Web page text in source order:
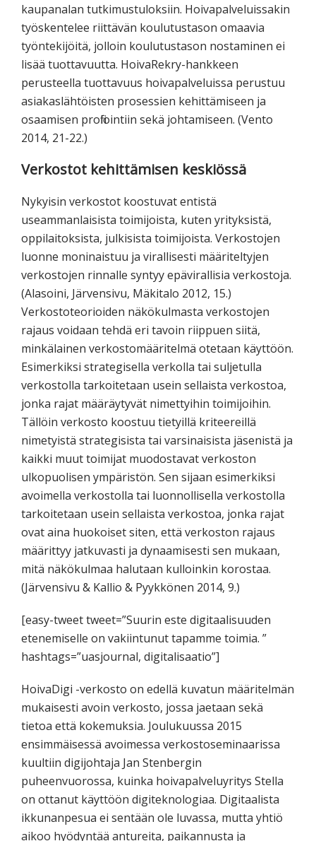
kaupanalan tutkimustuloksiin. Hoivapalveluissakin
työskentelee riittävän koulutustason omaavia
työntekijöitä, jolloin koulutustason nostaminen ei
lisää tuottavuutta. HoivaRekry-hankkeen
perusteella tuottavuus hoivapalveluissa perustuu
asiakaslähtöisten prosessien kehittämiseen ja
osaamisen profilointiin sekä johtamiseen. (Vento
2014, 21-22.)
Verkostot kehittämisen keskiössä
Nykyisin verkostot koostuvat entistä
useammanlaisista toimijoista, kuten yrityksistä,
oppilaitoksista, julkisista toimijoista. Verkostojen
luonne moninaistuu ja virallisesti määriteltyjen
verkostojen rinnalle syntyy epävirallisia verkostoja.
(Alasoini, Järvensivu, Mäkitalo 2012, 15.)
Verkostoteorioiden näkökulmasta verkostojen
rajaus voidaan tehdä eri tavoin riippuen siitä,
minkälainen verkostomääritelmä otetaan käyttöön.
Esimerkiksi strategisella verkolla tai suljetulla
verkostolla tarkoitetaan usein sellaista verkostoa,
jonka rajat määräytyvät nimettyihin toimijoihin.
Tällöin verkosto koostuu tietyillä kriteereillä
nimetyistä strategisista tai varsinaisista jäsenistä ja
kaikki muut toimijat muodostavat verkoston
ulkopuolisen ympäristön. Sen sijaan esimerkiksi
avoimella verkostolla tai luonnollisella verkostolla
tarkoitetaan usein sellaista verkostoa, jonka rajat
ovat aina huokoiset siten, että verkoston rajaus
määrittyy jatkuvasti ja dynaamisesti sen mukaan,
mitä näkökulmaa halutaan kulloinkin korostaa.
(Järvensivu & Kallio & Pyykkönen 2014, 9.)
[easy-tweet tweet=”Suurin este digitaalisuuden
etenemiselle on vakiintunut tapamme toimia. ”
hashtags=”uasjournal, digitalisaatio”]
HoivaDigi -verkosto on edellä kuvatun määritelmän
mukaisesti avoin verkosto, jossa jaetaan sekä
tietoa että kokemuksia. Joulukuussa 2015
ensimmäisessä avoimessa verkostoseminaarissa
kuultiin digijohtaja Jan Stenbergin
puheenvuorossa, kuinka hoivapalveluyritys Stella
on ottanut käyttöön digiteknologiaa. Digitaalista
ikkunanpesua ei sentään ole luvassa, mutta yhtiö
aikoo hyödyntää antureita, paikannusta ja